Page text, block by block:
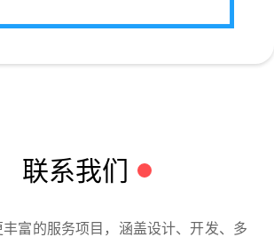
联系我们
富的服务项目，涵盖设计、开发、多